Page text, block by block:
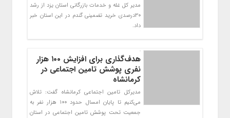
مدیر کل غله و خدمات بازرگانی استان یزد از رشد
30درصدی خرید تضمینی گندم در این استان خبر
داد.
هدف‌گذاری برای افزایش ۱۰۰ هزار
نفری پوشش تامین اجتماعی در
کرمانشاه
مدیرکل تامین اجتماعی کرمانشاه گفت: تلاش
می‌کنیم تا پایان امسال حدود 100 هزار نفر به
جمعیت تحت پوشش تامین اجتماعی در استان